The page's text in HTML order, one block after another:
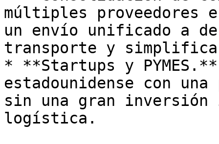
múltiples proveedores
un envío unificado a
transporte y
* **Startups y
estadounidense con
sin una gran
logística.